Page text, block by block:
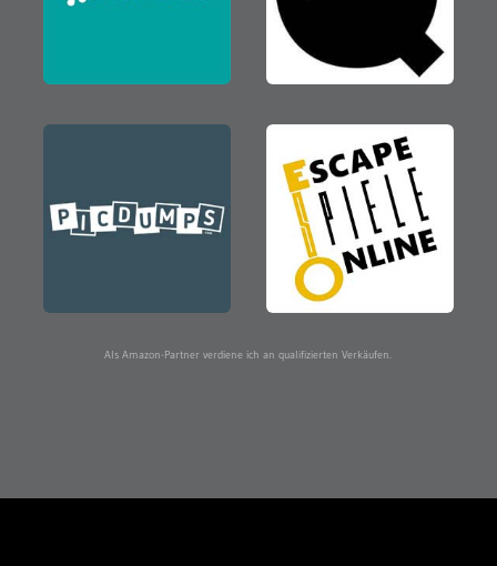
Als Amazon-Partner verdiene ich an qualifizierten Verkäufen.